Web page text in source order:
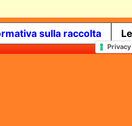
Letterari.it - P.IVA
In qualità di Affiliato
sulla raccolta